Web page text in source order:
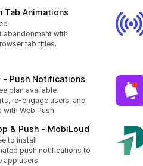
Tab Animations
abandonment with
tab titles.
‑ Push Notifications
plan available
re-engage users, and
Web Push
& Push ‑ MobiLoud
to install
push notifications to
app users